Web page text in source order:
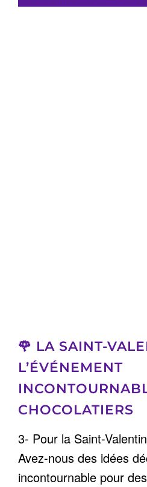
🌹 LA SAINT-
L’ÉVÉNEMENT
CHOCOLATIERS
3- Pour la Saint-
Avez-nous des idées
incontournable pour